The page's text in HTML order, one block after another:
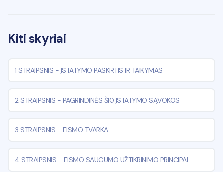
Kiti skyriai
1 STRAIPSNIS - ĮSTATYMO PASKIRTIS IR TAIKYMAS
2 STRAIPSNIS - PAGRINDINĖS ŠIO ĮSTATYMO SĄVOKOS
3 STRAIPSNIS - EISMO TVARKA
4 STRAIPSNIS - EISMO SAUGUMO UŽTIKRINIMO PRINCIPAI